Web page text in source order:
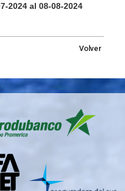
2024 al 08-08-2024
Volver